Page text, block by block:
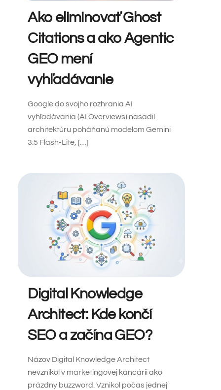
Ako eliminovať Ghost
Citations a ako Agentic
GEO mení
vyhľadávanie
Google do svojho rozhrania AI
vyhľadávania (AI Overviews) nasadil
architektúru poháňanú modelom Gemini
3.5 Flash-Lite, […]
Digital Knowledge
Architect: Kde končí
SEO a začína GEO?
Názov Digital Knowledge Architect
nevznikol v marketingovej kancárii ako
prázdny buzzword. Vznikol počas jednej